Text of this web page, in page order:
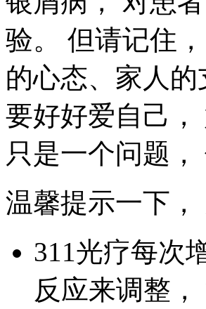
验。 但请记住
的心态、家人
要好好爱自己，
只是一个问题
温馨提示一下，
311光疗每次
反应来调整